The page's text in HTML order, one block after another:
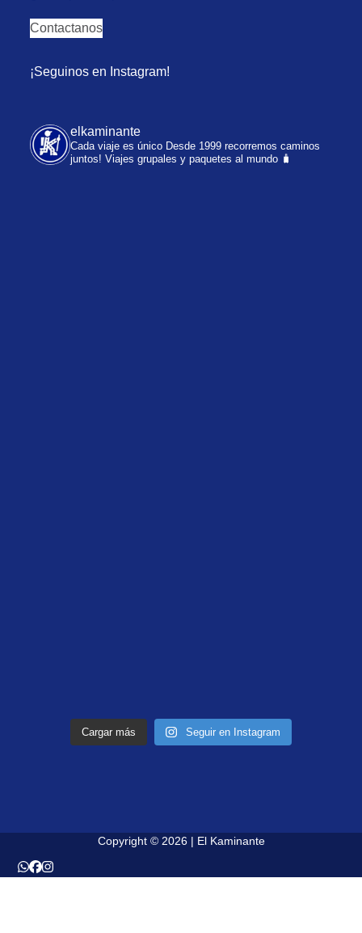
Contactanos
¡Seguinos en Instagram!
elkaminante
Cada viaje es único Desde 1999 recorremos caminos
juntos! Viajes grupales y paquetes al mundo 🧳
Cargar más Seguir en Instagram
Copyright © 2026 | El Kaminante